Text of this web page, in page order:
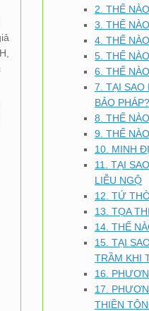
2. THẾ
3. THẾ
4. THẾ
5. THẾ
6. THẾ
7. TẠI SAO
BẢO PHÁP?
8. THẾ
9. THẾ
10. MINH
11. TẠI
LIỄU NGỘ
12. TỨ
13. TỌA
14. THẾ
15. TẠI
TRẦM KHI
16.
17.
THIỀN